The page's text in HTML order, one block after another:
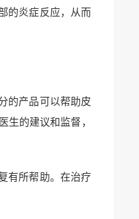
的炎症反应，从而
的产品可以帮助皮
生的建议和监督，
有所帮助。在治疗